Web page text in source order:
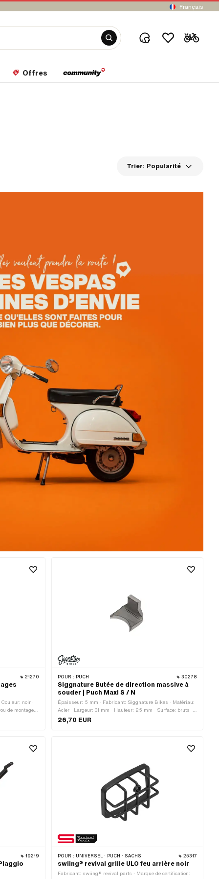
Français
Offres
Trier: Popularité
21270
noir ·
de montage:
totale: 17.5
POUR : PUCH 30278
Siggnature Butée de direction massive à
souder | Puch Maxi S / N
Épaisseur: 5 mm · Fabricant: Siggnature Bikes · Matériau:
Acier · Largeur: 31 mm · Hauteur: 25 mm · Surface: bruts ·
Type de fixation: soudage
26,70 EUR
19219 POUR : UNIVERSEL · PUCH · SACHS 25317
swiing® revival grille ULO feu arrière noir
Fabricant: swiing® revival parts · Marque de certification: